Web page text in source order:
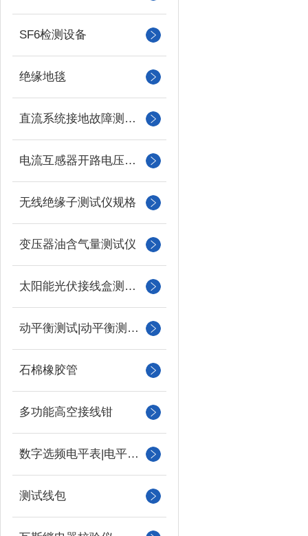
SF6检测设备
绝缘地毯
直流系统接地故障测试仪
电流互感器开路电压测试仪
无线绝缘子测试仪规格
变压器油含气量测试仪
太阳能光伏接线盒测试仪
动平衡测试|动平衡测量仪
石棉橡胶管
多功能高空接线钳
数字选频电平表|电平振荡器
测试线包